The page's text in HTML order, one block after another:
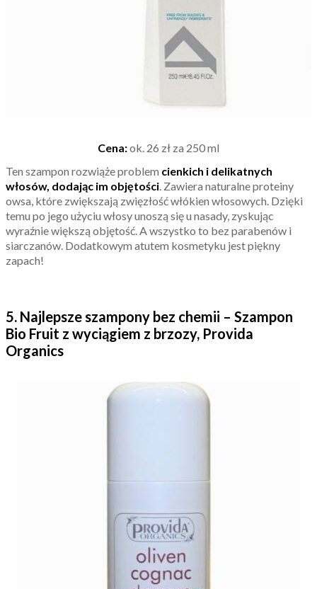
Cena:ok. 26 zł za 250 ml
Ten szampon rozwiąże problem cienkich i delikatnych
włosów, dodając im objętości . Zawiera naturalne proteiny
owsa, które zwiększają zwięzłość włókien włosowych. Dzięki
temu po jego użyciu włosy unoszą się u nasady, zyskując
wyraźnie większą objętość. A wszystko to bez parabenów i
siarczanów. Dodatkowym atutem kosmetyku jest piękny
zapach!
5. Najlepsze szampony bez chemii – Szampon
Bio Fruit z wyciągiem z brzozy, Provida
Organics